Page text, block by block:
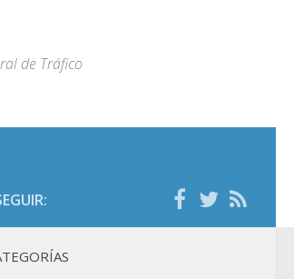
de Tráfico